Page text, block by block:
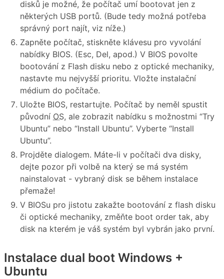
disků je možné, že počítač umí bootovat jen z
některých USB portů. (Bude tedy možná potřeba
správný port najít, viz níže.)
Zapněte počítač, stiskněte klávesu pro vyvolání
nabídky BIOS. (Esc, Del, apod.) V BIOS povolte
bootování z Flash disku nebo z optické mechaniky,
nastavte mu nejvyšší prioritu. Vložte instalační
médium do počítače.
Uložte BIOS, restartujte. Počítač by neměl spustit
původní OS, ale zobrazit nabídku s možnostmi “Try
Ubuntu” nebo “Install Ubuntu”. Vyberte “Install
Ubuntu”.
Projděte dialogem. Máte-li v počítači dva disky,
dejte pozor při volbě na který se má systém
nainstalovat - vybraný disk se během instalace
přemaže!
V BIOSu pro jistotu zakažte bootování z flash disku
či optické mechaniky, změňte boot order tak, aby
disk na kterém je váš systém byl vybrán jako první.
Instalace dual boot Windows +
Ubuntu